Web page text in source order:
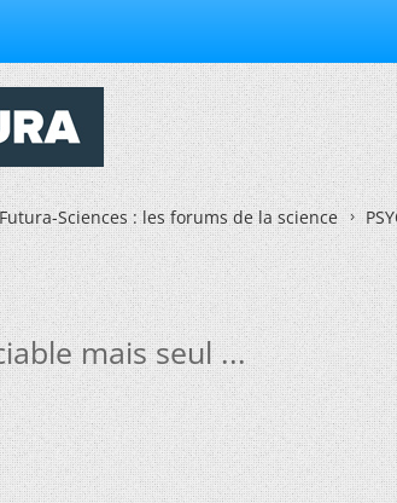
Futura-Sciences : les forums de la science
mais seul ...